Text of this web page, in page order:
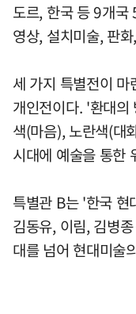
도르, 한국 등 9개국
영상, 설치미술, 판
세 가지 특별전이
개인전이다. '환대
색(마음), 노란색(대
시대에 예술을 통한
특별관 B는 '한국 현
김동유, 이림, 김병
대를 넘어 현대미술